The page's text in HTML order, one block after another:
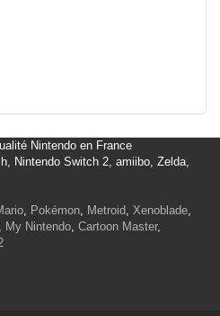
Nintendo en France
Nintendo Switch 2, amiibo, Zelda,
, Pokémon, Metroid, Xenoblade,
, My Nintendo, Cartoon Master,